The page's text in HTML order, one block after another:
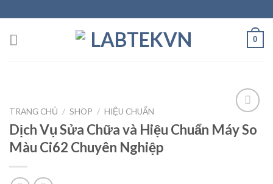
to
content
0
TRANG CHỦ / SHOP / HIỆU CHUẨN
Dịch Vụ Sửa Chữa và Hiệu Chuẩn Máy So
Màu Ci62 Chuyên Nghiệp